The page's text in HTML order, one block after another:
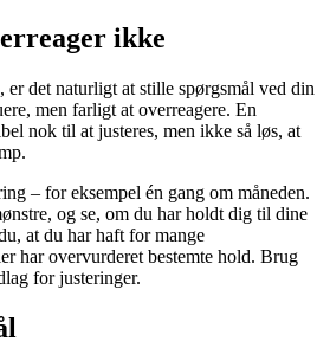
ikke
det naturligt at stille spørgsmål ved din
men farligt at overreagere. En
nok til at justeres, men ikke så løs, at
– for eksempel én gang om måneden.
og se, om du har holdt dig til dine
at du har haft for mange
har overvurderet bestemte hold. Brug
for justeringer.